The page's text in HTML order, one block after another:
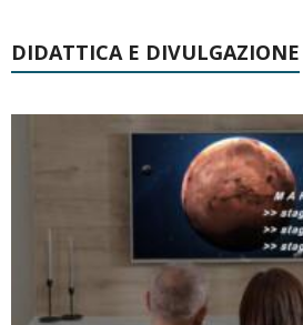
DIDATTICA E DIVULGAZIONE